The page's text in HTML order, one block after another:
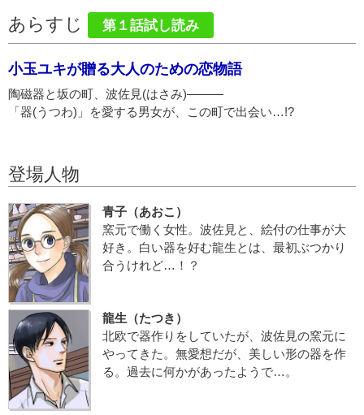
あらすじ 第１話試し読み
小玉ユキが贈る大人のための恋物語
陶磁器と坂の町、波佐見(はさみ)———
「器(うつわ)」を愛する男女が、この町で出会い…!?
登場人物
青子（あおこ）
窯元で働く女性。波佐見と、絵付の仕事が大
好き。白い器を好む龍生とは、最初ぶつかり
合うけれど…！？
龍生（たつき）
北欧で器作りをしていたが、波佐見の窯元に
やってきた。無愛想だが、美しい形の器を作
る。過去に何かがあったようで…。